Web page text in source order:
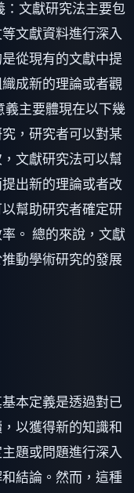
：文獻研究法主要包
文獻資料進行深入
從現有的文獻中提
成新的理論或者觀
義主要體現在以下幾
，研究者可以對某
文獻研究法可以幫
出新的理論或者改
幫助研究者確定研
。 總的來說，文獻
動學術研究的發展
本定義是透過對已
以獲得新的知識和
題或問題進行深入
結論。然而，這種